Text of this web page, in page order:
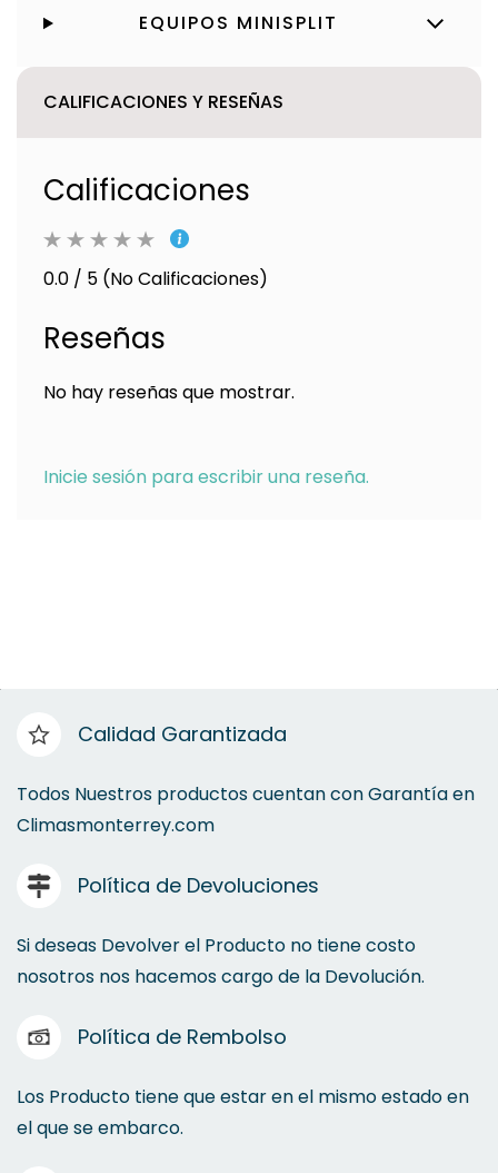
EQUIPOS MINISPLIT
CALIFICACIONES Y RESEÑAS
Calificaciones
0.0 / 5 (No Calificaciones)
Reseñas
No hay reseñas que mostrar.
Inicie sesión para escribir una reseña.
Calidad Garantizada
Todos Nuestros productos cuentan con Garantía en
Climasmonterrey.com
Política de Devoluciones
Si deseas Devolver el Producto no tiene costo
nosotros nos hacemos cargo de la Devolución.
Política de Rembolso
Los Producto tiene que estar en el mismo estado en
el que se embarco.